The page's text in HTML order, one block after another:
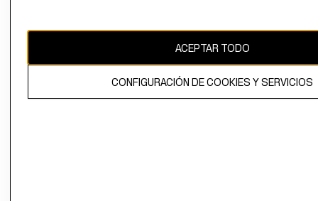
El contenido de esta página web está protegido por copyright y es
propiedad de H&M Hennes & Mauritz AB.
ACEPTAR TODO
CONFIGURACIÓN DE COOKIES Y SERVICIOS